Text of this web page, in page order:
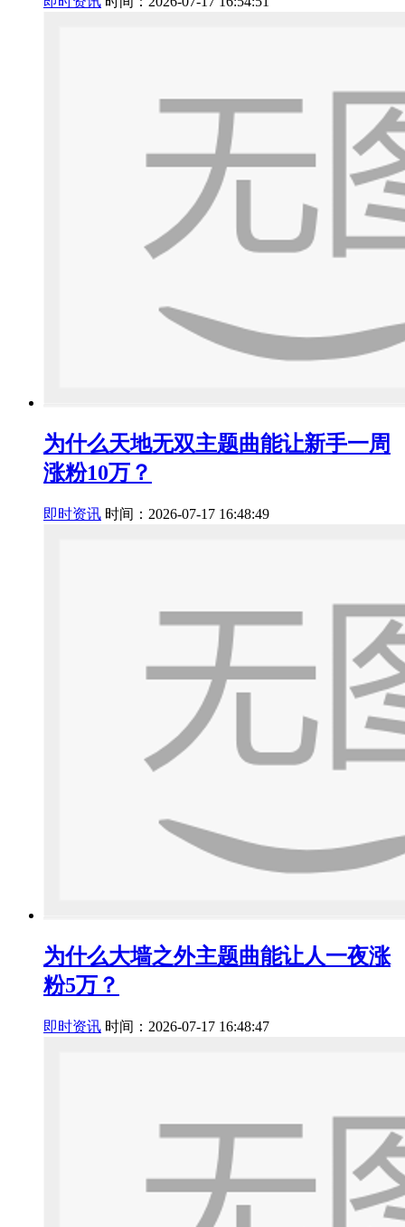
为什么天地无双主题曲能让新手一周
涨粉10万？
即时资讯 时间：2026-07-17 16:48:49
为什么大墙之外主题曲能让人一夜涨
粉5万？
即时资讯 时间：2026-07-17 16:48:47